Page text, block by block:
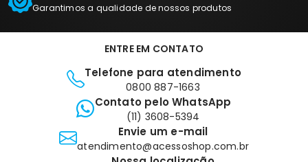
Garantimos a qualidade de nossos produtos
ENTRE EM CONTATO
Telefone para atendimento
0800 887-1663
Contato pelo WhatsApp
(11) 3608-5394
Envie um e-mail
atendimento@acessoshop.com.br